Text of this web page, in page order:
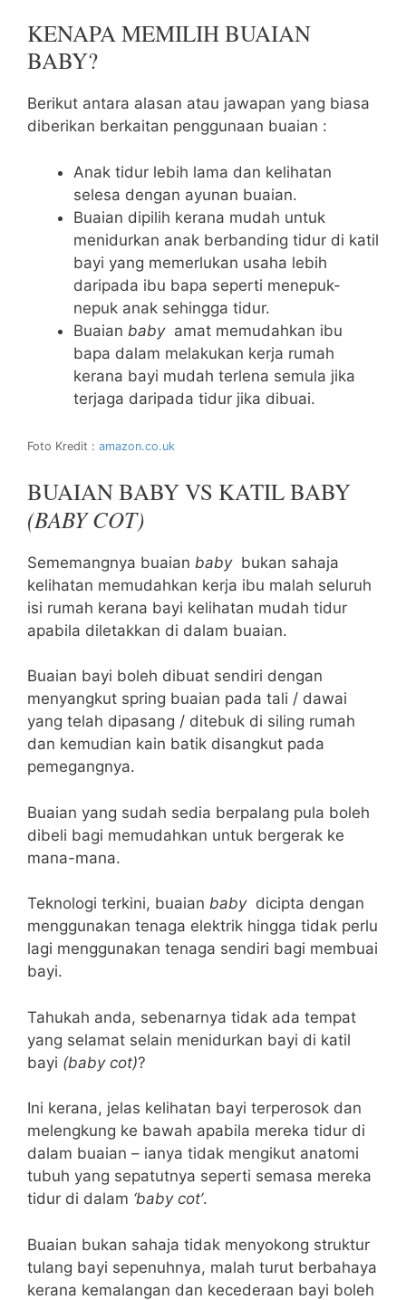
KENAPA MEMILIH BUAIAN
BABY?
Berikut antara alasan atau jawapan yang biasa
diberikan berkaitan penggunaan buaian :
Anak tidur lebih lama dan kelihatan
selesa dengan ayunan buaian.
Buaian dipilih kerana mudah untuk
menidurkan anak berbanding tidur di katil
bayi yang memerlukan usaha lebih
daripada ibu bapa seperti menepuk-
nepuk anak sehingga tidur.
Buaian baby amat memudahkan ibu
bapa dalam melakukan kerja rumah
kerana bayi mudah terlena semula jika
terjaga daripada tidur jika dibuai.
Foto Kredit : amazon.co.uk
BUAIAN BABY VS KATIL BABY
(BABY COT)
Sememangnya buaian baby bukan sahaja
kelihatan memudahkan kerja ibu malah seluruh
isi rumah kerana bayi kelihatan mudah tidur
apabila diletakkan di dalam buaian.
Buaian bayi boleh dibuat sendiri dengan
menyangkut spring buaian pada tali / dawai
yang telah dipasang / ditebuk di siling rumah
dan kemudian kain batik disangkut pada
pemegangnya.
Buaian yang sudah sedia berpalang pula boleh
dibeli bagi memudahkan untuk bergerak ke
mana-mana.
Teknologi terkini, buaian baby dicipta dengan
menggunakan tenaga elektrik hingga tidak perlu
lagi menggunakan tenaga sendiri bagi membuai
bayi.
Tahukah anda, sebenarnya tidak ada tempat
yang selamat selain menidurkan bayi di katil
bayi (baby cot)?
Ini kerana, jelas kelihatan bayi terperosok dan
melengkung ke bawah apabila mereka tidur di
dalam buaian – ianya tidak mengikut anatomi
tubuh yang sepatutnya seperti semasa mereka
tidur di dalam ‘baby cot’.
Buaian bukan sahaja tidak menyokong struktur
tulang bayi sepenuhnya, malah turut berbahaya
kerana kemalangan dan kecederaan bayi boleh